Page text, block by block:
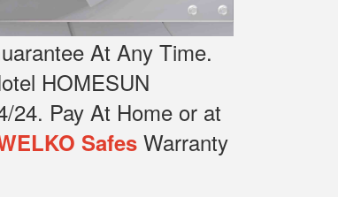
At Any Time.
HOMESUN
24. Pay At Home or at
Safes Warranty